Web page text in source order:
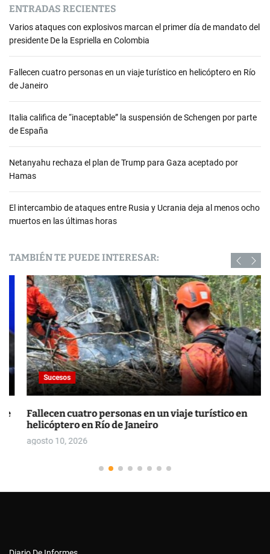
ENTRADAS RECIENTES
Varios ataques con explosivos marcan el primer día de mandato del
presidente De la Espriella en Colombia
Fallecen cuatro personas en un viaje turístico en helicóptero en Río
de Janeiro
Italia califica de “inaceptable” la suspensión de Schengen por parte
de España
Netanyahu rechaza el plan de Trump para Gaza aceptado por
Hamas
El intercambio de ataques entre Rusia y Ucrania deja al menos ocho
muertos en las últimas horas
TAMBIÉN TE PUEDE INTERESAR:
Sucesos
Fallecen cuatro personas en un viaje turístico en
helicóptero en Río de Janeiro
agosto 10, 2026